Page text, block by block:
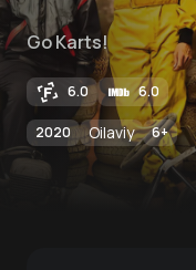
Go Karts!
6.0 6.0
2020 Oilaviy 6+